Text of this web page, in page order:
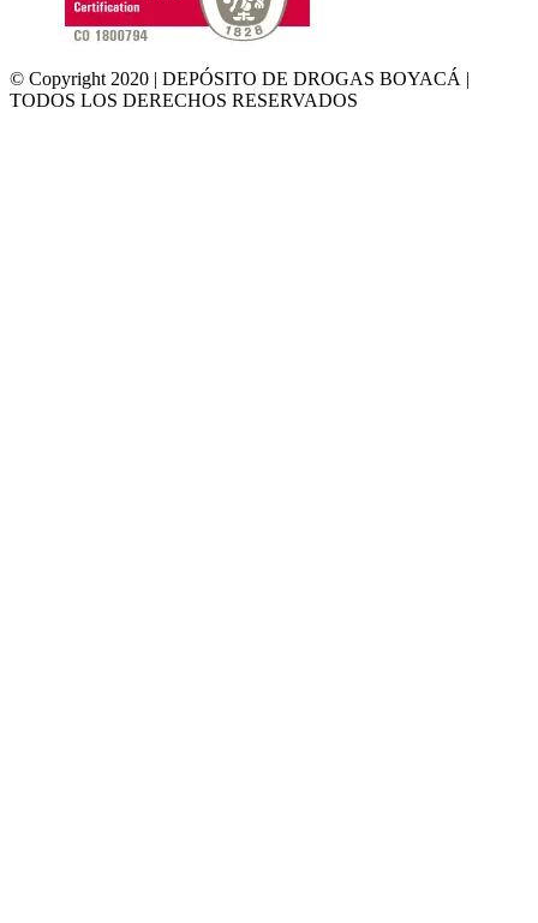
© Copyright 2020 | DEPÓSITO DE DROGAS BOYACÁ |
TODOS LOS DERECHOS RESERVADOS